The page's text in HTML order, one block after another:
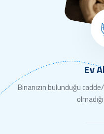
Ev
Binanızın bulunduğu